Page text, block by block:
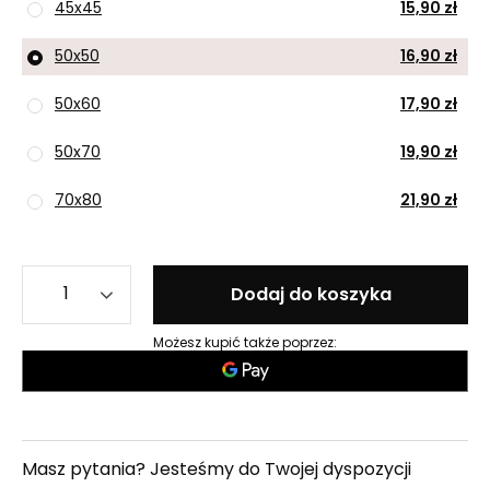
45x45 15,90 zł
50x50 16,90 zł
50x60 17,90 zł
50x70 19,90 zł
70x80 21,90 zł
Dodaj do koszyka
Możesz kupić także poprzez:
Masz pytania? Jesteśmy do Twojej dyspozycji